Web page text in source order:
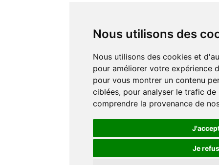
Nous utilisons des
Nous utilisons des cookies et d'autres technologies de suivi
pour améliorer votre expérience
pour vous montrer un contenu
ciblées, pour analyser le trafic
comprendre la provenance de
Je